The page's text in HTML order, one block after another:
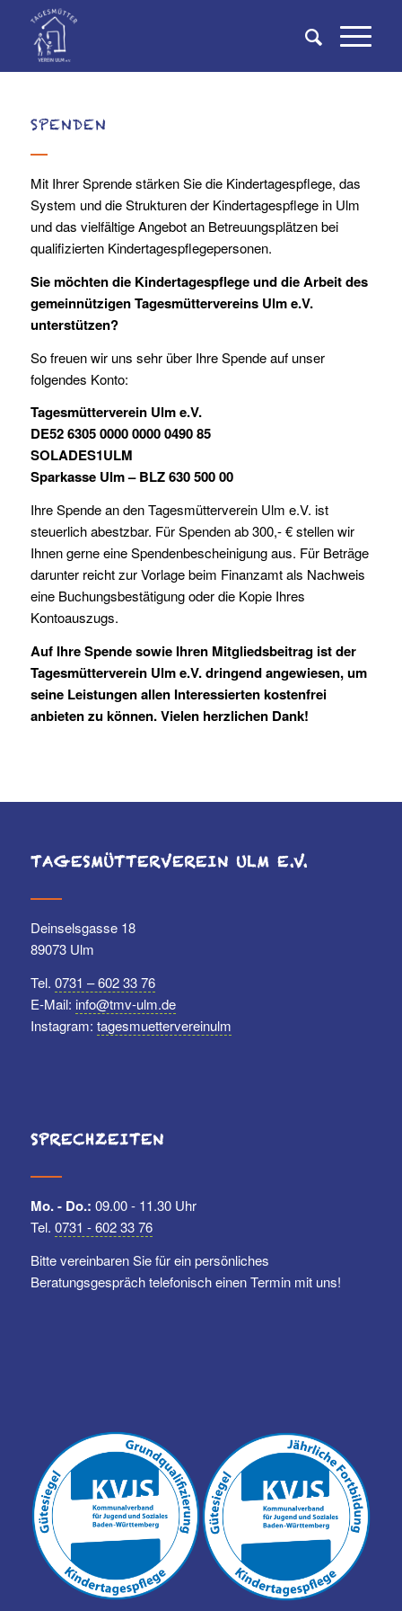
SPENDEN
Mit Ihrer Sprende stärken Sie die Kindertagespflege, das
System und die Strukturen der Kindertagespflege in Ulm
und das vielfältige Angebot an Betreuungsplätzen bei
qualifizierten Kindertagespflegepersonen.
Sie möchten die Kindertagespflege und die Arbeit des
gemeinnützigen Tagesmüttervereins Ulm e.V.
unterstützen?
So freuen wir uns sehr über Ihre Spende auf unser
folgendes Konto:
Tagesmütterverein Ulm e.V.
DE52 6305 0000 0000 0490 85
SOLADES1ULM
Sparkasse Ulm –BLZ 630 500 00
Ihre Spende an den Tagesmütterverein Ulm e.V. ist
steuerlich abestzbar. Für Spenden ab 300,- € stellen wir
Ihnen gerne eine Spendenbescheinigung aus. Für Beträge
darunter reicht zur Vorlage beim Finanzamt als Nachweis
eine Buchungsbestätigung oder die Kopie Ihres
Kontoauszugs.
Auf Ihre Spende sowie Ihren Mitgliedsbeitrag istder
Tagesmütterverein Ulm e.V. dringend angewiesen, um
seine Leistungen allen Interessierten kostenfrei
anbieten zu können.Vielen herzlichen Dank!
TAGESMÜTTERVEREIN ULM E.V.
Deinselsgasse 18
89073 Ulm
Tel. 0731 – 602 33 76
E-Mail: info@tmv-ulm.de
Instagram: tagesmuettervereinulm
SPRECHZEITEN
Mo. - Do.: 09.00 - 11.30 Uhr
Tel. 0731 - 602 33 76
Bitte vereinbaren Sie für ein persönliches
Beratungsgespräch telefonisch einen Termin mit uns!